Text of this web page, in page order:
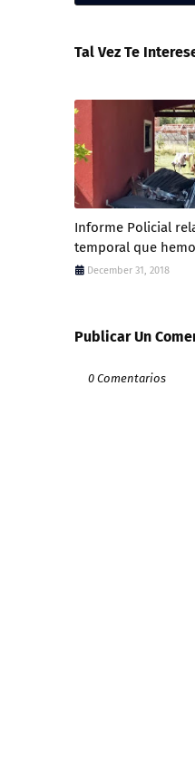
Tal Vez Te
Informe Policial
temporal que
December 31, 2018
Publicar Un
0 Comentarios